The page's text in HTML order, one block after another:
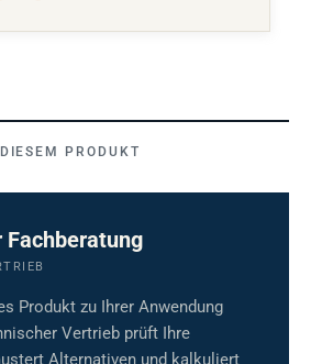
PRODUKT
Fachberatung
Produkt zu Ihrer Anwendung
Vertrieb prüft Ihre